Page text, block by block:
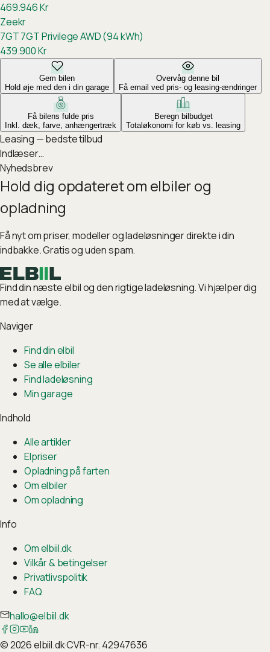
469.946Kr
Zeekr
7GT7GT Privilege AWD (94 kWh)
439.900Kr
Gem bilen
Hold øje med den i din garage
Overvåg denne bil
Få email ved pris- og leasing-ændringer
Få bilens fulde pris
Inkl. dæk, farve, anhængertræk
Beregn bilbudget
Totaløkonomi for køb vs. leasing
Leasing — bedste tilbud
Indlæser…
Nyhedsbrev
Hold dig opdateret om elbiler og
opladning
Få nyt om priser, modeller og ladeløsninger direkte i din
indbakke. Gratis og uden spam.
Find din næste elbil og den rigtige ladeløsning. Vi hjælper dig
med at vælge.
Naviger
Find din elbil
Se alle elbiler
Find ladeløsning
Min garage
Indhold
Alle artikler
Elpriser
Opladning på farten
Om elbiler
Om opladning
Info
Om elbiil.dk
Vilkår & betingelser
Privatlivspolitik
FAQ
hallo@elbiil.dk
©2026elbiil.dk·CVR-nr. 42947636